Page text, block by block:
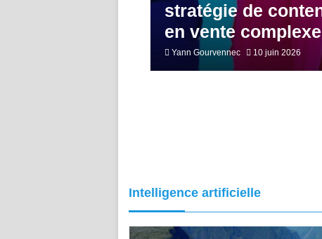
stratégie de
en vente complexe
Yann Gourvennec 10 juin 2026
Intelligence artificielle